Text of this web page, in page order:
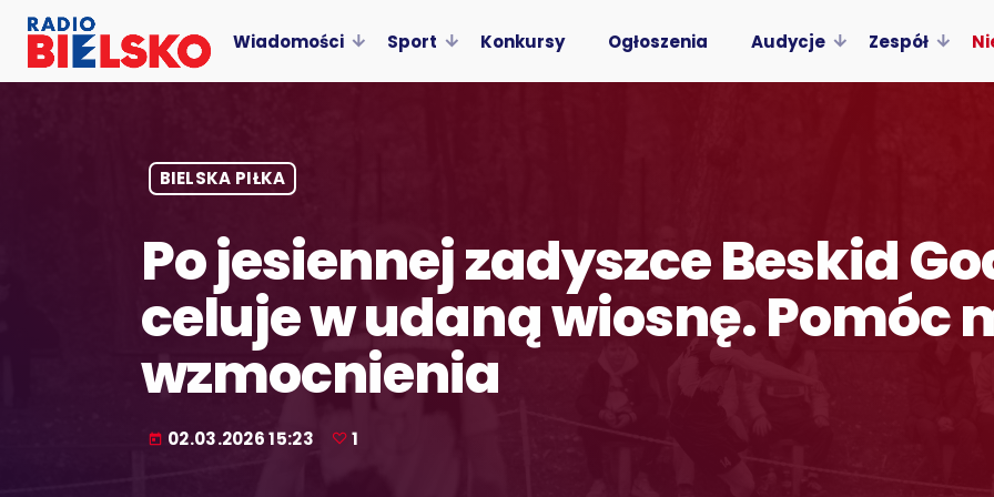
Wiadomości Sport Konkursy Ogłoszenia Audycje Zespół
BIELSKA PIŁKA
Po jesiennej zadyszce Beskid
celuje w udaną wiosnę. Pomóc
wzmocnienia
today 02.03.2026 15:23 1